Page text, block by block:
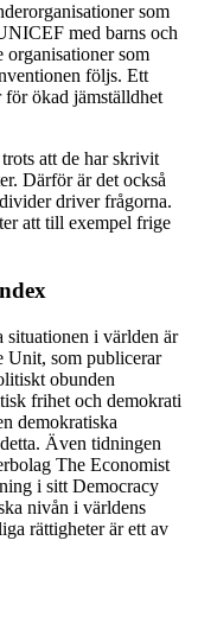
som
med barns och
som
följs. Ett
ökad jämställdhet
att de har skrivit
Därför är det också
driver frågorna.
att till exempel frige
situationen i världen är
Unit, som publicerar
obunden
frihet och demokrati
demokratiska
Även tidningen
The Economist
i sitt Democracy
nivån i världens
rättigheter är ett av